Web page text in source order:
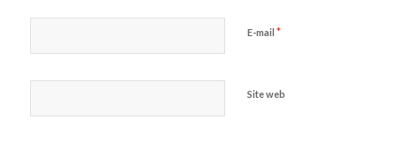
E-mail *
Site web